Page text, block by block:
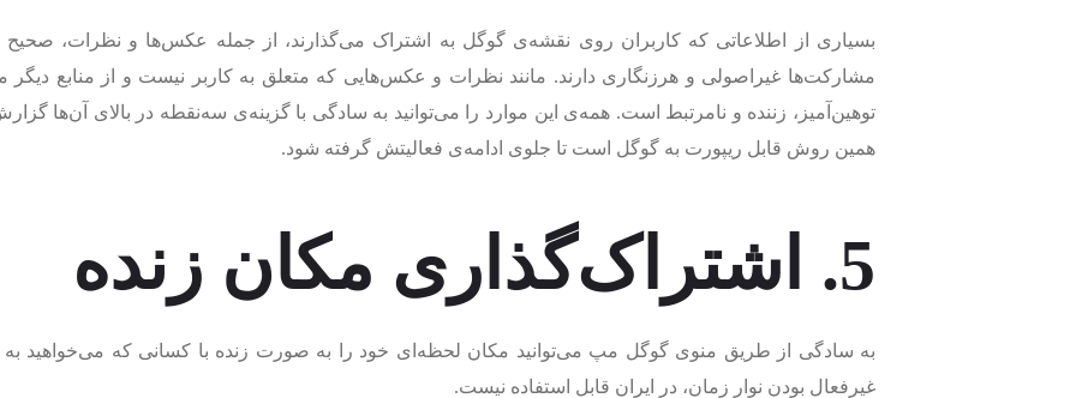
بسیاری از اطلاعاتی که کاربران روی نقشه‌ی گوگل به اشتراک می‌گذارند، از جمله عکس‌ها و نظرات،
مشارکت‌ها غیراصولی و هرزنگاری دارند. مانند نظرات و عکس‌هایی که متعلق به کاربر نیست و از منابع
توهین‌آمیز، زننده و نامرتبط است. همه‌ی این موارد را می‌توانید به سادگی با گزینه‌ی سه‌نقطه در بالای آن‌ها
همین روش قابل ریپورت به گوگل است تا جلوی ادامه‌ی فعالیتش گرفته شود.
5. اشتراک‌گذاری مکان زنده
به سادگی از طریق منوی گوگل مپ می‌توانید مکان لحظه‌ای خود را به صورت زنده با کسانی که می‌خواهید به
غیرفعال بودن نوار زمان، در ایران قابل استفاده نیست.